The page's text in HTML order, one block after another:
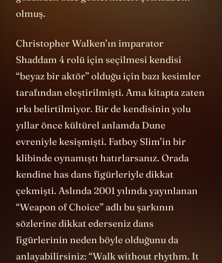
kahramanların insanlık için bir felaket
bir kahraman bulsak bile (ne olursa olsun),
en sonunda kusurlu ölümlülerin böyle bir
liderin etrafında toplanarak bir güç
oluşturduğunu ve bu gücün bir şekilde
kötüye kullanılacağını düşünüyor. Aynen
şöyle diyor:
“Kişisel gözlemlerim, siyaset ve ekonominin
oluşturduğu güç alanında ve mantıksal bir
sonuç olarak savaşta, insanların toplumun
mit dokusuna büründüğü herhangi bir lidere
karar verme kapasitelerini teslim etme
eğiliminde olduklarını bana ikna etti. Hitler
bunu yaptı. Churchill bunu yaptı. Franklin